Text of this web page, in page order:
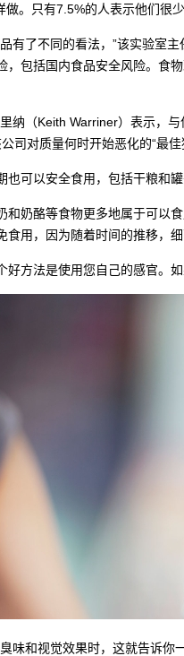
。只有7.5%的人表示他们很
有了不同的看法，”该实验室
，包括国内食品安全风险。食
纳（Keith Warriner）表示，
司对质量何时开始恶化的“最佳
可以安全食用，包括干粮和
和奶酪等食物更多地属于可以
用，因为随着时间的推移，
方法是使用您自己的感官。
味和视觉效果时，这就告诉你